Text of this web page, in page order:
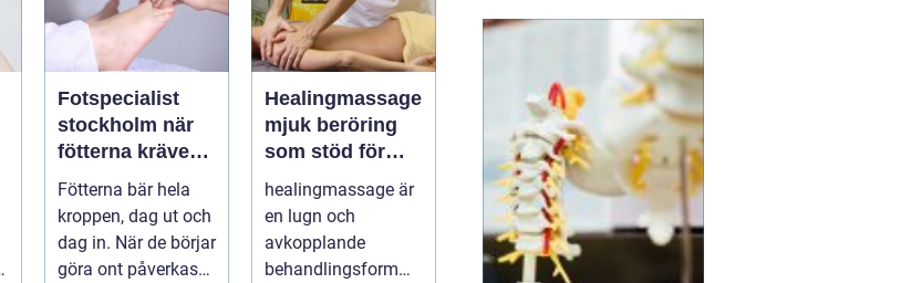
Fotspecialist
stockholm när
fötterna kräver
mer än vanliga
sulor
Fötterna bär hela
kroppen, dag ut och
dag in. När de börjar
göra ont påverkas
Healingmassage
mjuk beröring
som stöd för
kropp och själ
healingmassage är
en lugn och
avkopplande
behandlingsform
öppenvården inte räcker.
Målet är att skapa
trygghet, stabilitet och
förutsättni...